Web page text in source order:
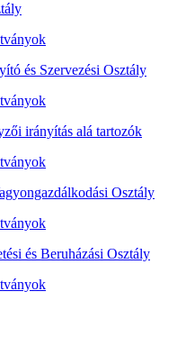
és Szervezési Osztály
irányítás alá tartozók
Osztály
és Beruházási Osztály